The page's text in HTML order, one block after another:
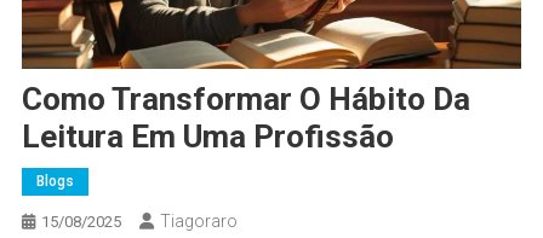
Como Transformar O Hábito Da
Leitura Em Uma Profissão
Blogs
15/08/2025 Tiagoraro